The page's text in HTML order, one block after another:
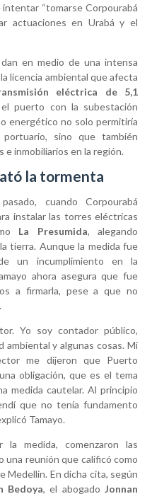
“tomarse Corpourabá
actuaciones en Urabá y el
en medio de una intensa
licencia ambiental que afecta
eléctrica de 5,1
puerto con la subestación
energético no solo permitiría
sino que también
e inmobiliarios en la región.
la tormenta
cuando Corpourabá
instalar las torres eléctricas
La Presumida, alegando
tierra. Aunque la medida fue
un incumplimiento en la
ahora asegura que fue
a firmarla, pese a que no
Yo soy contador público,
ambiental y algunas cosas. Mi
me dijeron que Puerto
obligación, que es el tema
medida cautelar. Al principio
que no tenía fundamento
Tamayo.
medida, comenzaron las
una reunión que calificó como
Medellín. En dicha cita, según
Bedoya, el abogadoJonnan